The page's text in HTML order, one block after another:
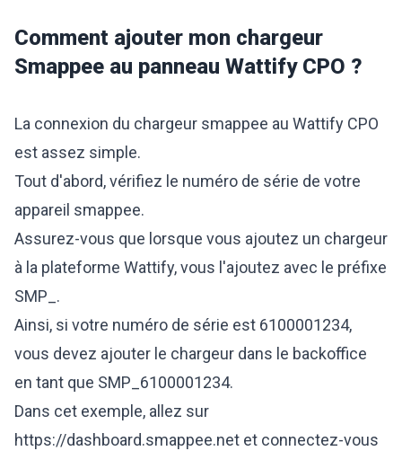
Comment ajouter mon chargeur
Smappee au panneau Wattify CPO ?
La connexion du chargeur smappee au Wattify CPO
est assez simple.
Tout d'abord, vérifiez le numéro de série de votre
appareil smappee.
Assurez-vous que lorsque vous ajoutez un chargeur
à la plateforme Wattify, vous l'ajoutez avec le préfixe
SMP_.
Ainsi, si votre numéro de série est 6100001234,
vous devez ajouter le chargeur dans le backoffice
en tant que SMP_6100001234.
Dans cet exemple, allez sur
https://dashboard.smappee.net et connectez-vous